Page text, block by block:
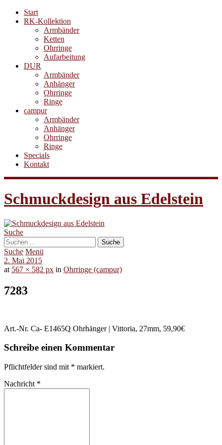
Start
RK-Kollektion
Armbänder
Ketten
Ohrringe
Aufarbeitung
DUR
Armbänder
Anhänger
Ohrringe
Ringe
campur
Armbänder
Anhänger
Ohrringe
Ringe
Specials
Kontakt
Schmuckdesign aus Edelstein
Suche
Suche Menü
2. Mai 2015
at 567 × 582 px in Ohrringe (campur)
7283
Art.-Nr. Ca- E1465Q Ohrhänger | Vittoria, 27mm, 59,90€
Schreibe einen Kommentar
Pflichtfelder sind mit * markiert.
Nachricht *